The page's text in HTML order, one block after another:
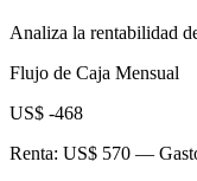
Analiza la rentabilidad
Flujo de Caja Mensual
US$ -468
Renta: US$ 570 —